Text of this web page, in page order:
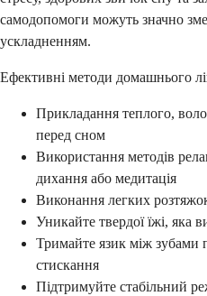
самодопомоги можуть значно
ускладненням.
Ефективні методи домашнього
Прикладання теплого,
перед сном
Використання методів
дихання або медитація
Виконання легких
Уникайте твердої їжі, яка
Тримайте язик між зубами
стискання
Підтримуйте стабільний